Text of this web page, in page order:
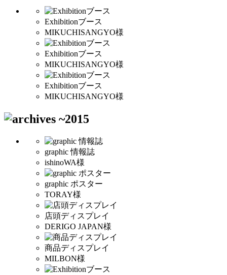
Exhibitionブース
MIKUCHISANGYO様
Exhibitionブース
MIKUCHISANGYO様
Exhibitionブース
MIKUCHISANGYO様
graphic 情報誌
ishinoWA様
graphic ポスター
TORAY様
店頭ディスプレイ
DERIGO JAPAN様
商品ディスプレイ
MILBON様